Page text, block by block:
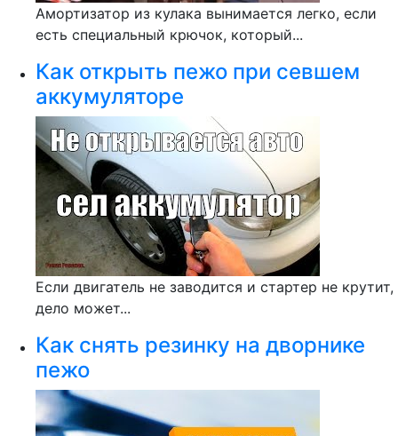
Амортизатор из кулака вынимается легко, если
есть специальный крючок, который...
Как открыть пежо при севшем
аккумуляторе
Если двигатель не заводится и стартер не крутит,
дело может...
Как снять резинку на дворнике
пежо